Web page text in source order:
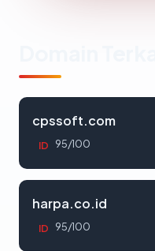
cpssoft.com
ID 95/100
harpa.co.id
ID 95/100